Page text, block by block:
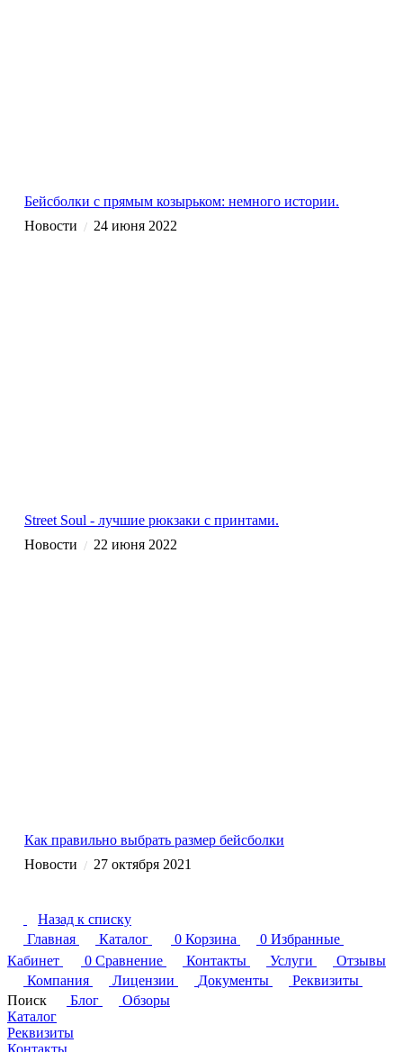
Бейсболки с прямым козырьком: немного истории.
Новости / 24 июня 2022
Street Soul - лучшие рюкзаки с принтами.
Новости / 22 июня 2022
Как правильно выбрать размер бейсболки
Новости / 27 октября 2021
Назад к списку
Главная
Каталог 0 Корзина 0 Избранные
Кабинет
0 Сравнение Контакты Услуги
Отзывы
Компания
Лицензии Документы
Реквизиты
Поиск
Блог
Обзоры
Каталог
Реквизиты
Контакты